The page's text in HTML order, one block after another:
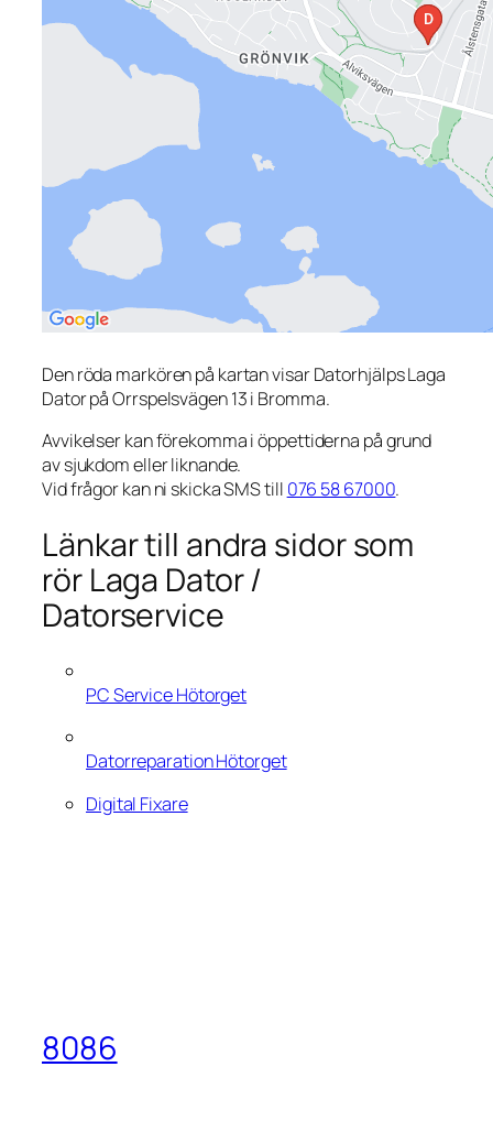
Den röda markören på kartan visar Datorhjälps Laga
Dator på Orrspelsvägen 13 i Bromma.
Avvikelser kan förekomma i öppettiderna på grund
av sjukdom eller liknande.
Vid frågor kan ni skicka SMS till 076 58 67000.
Länkar till andra sidor som
rör Laga Dator /
Datorservice
PC Service Hötorget
Datorreparation Hötorget
Digital Fixare
8086